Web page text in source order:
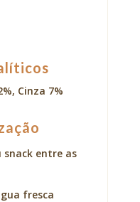
Cinza 7%
entre as
fresca